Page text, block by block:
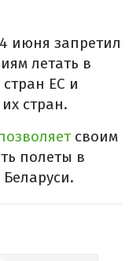
июня запретил
летать в
ЕС и
стран.
своим
полеты в